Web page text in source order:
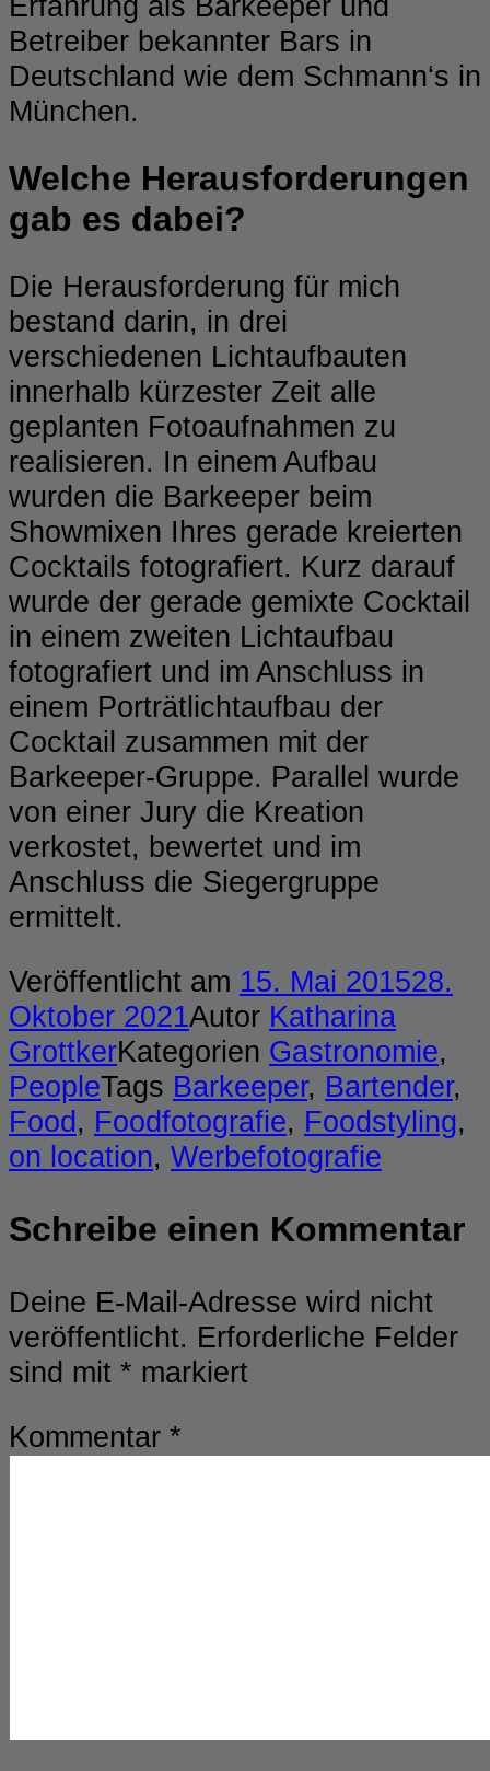
Betreiber bekannter Bars in
Deutschland wie dem Schmann‘s in
München.
Welche Herausforderungen
gab es dabei?
Die Herausforderung für mich
bestand darin, in drei
verschiedenen Lichtaufbauten
innerhalb kürzester Zeit alle
geplanten Fotoaufnahmen zu
realisieren. In einem Aufbau
wurden die Barkeeper beim
Showmixen Ihres gerade kreierten
Cocktails fotografiert. Kurz darauf
wurde der gerade gemixte Cocktail
in einem zweiten Lichtaufbau
fotografiert und im Anschluss in
einem Porträtlichtaufbau der
Cocktail zusammen mit der
Barkeeper-Gruppe. Parallel wurde
von einer Jury die Kreation
verkostet, bewertet und im
Anschluss die Siegergruppe
ermittelt.
Veröffentlicht am 15. Mai 201528.
Oktober 2021Autor Katharina
GrottkerKategorien Gastronomie,
PeopleTags Barkeeper, Bartender,
Food, Foodfotografie, Foodstyling,
on location, Werbefotografie
Schreibe einen Kommentar
Deine E-Mail-Adresse wird nicht
veröffentlicht. Erforderliche Felder
sind mit * markiert
Kommentar *